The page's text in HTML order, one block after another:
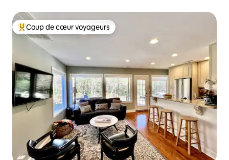
Coups de cœur voyageurs les plus appréciés
Coup de cœur voyageurs